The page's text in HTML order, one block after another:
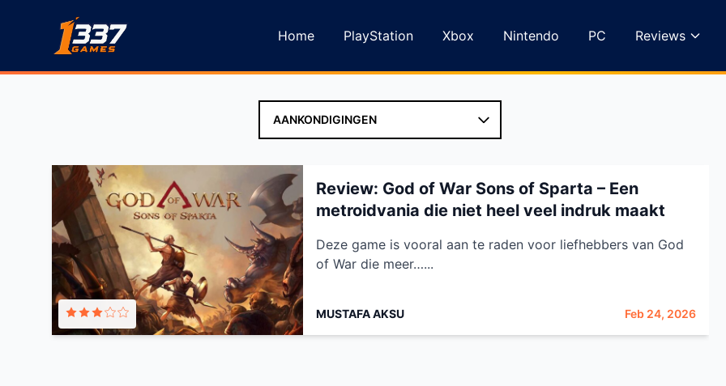
Home
PlayStation Xbox Nintendo PC Reviews
Review: God of War Sons of Sparta – Een
metroidvania die niet heel veel indruk maakt
Deze game is vooral aan te raden voor liefhebbers van God
of War die meer…...
MUSTAFA AKSU Feb 24, 2026